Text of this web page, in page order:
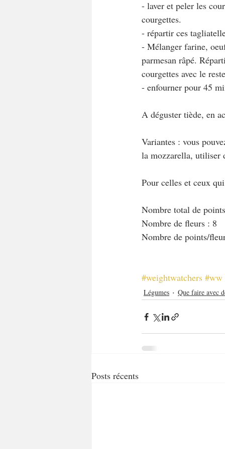
- laver et peler les
courgettes.
- répartir ces
- Mélanger farine,
parmesan râpé.
courgettes avec le
- enfourner pour 45
A déguster tiède, en
Variantes : vous
la mozzarella, utiliser
Pour celles et ceux
Nombre total de
Nombre de fleurs : 8
Nombre de points/
#weightwatchers #ww
Légumes Que faire avec
Posts récents